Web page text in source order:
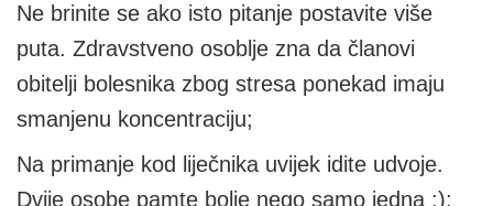
Ne brinite se ako isto pitanje postavite više
puta. Zdravstveno osoblje zna da članovi
obitelji bolesnika zbog stresa ponekad imaju
smanjenu koncentraciju;
Na primanje kod liječnika uvijek idite udvoje.
Dvije osobe pamte bolje nego samo jedna :);